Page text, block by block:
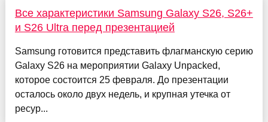
Все характеристики Samsung Galaxy S26, S26+
и S26 Ultra перед презентацией
Samsung готовится представить флагманскую серию
Galaxy S26 на мероприятии Galaxy Unpacked,
которое состоится 25 февраля. До презентации
осталось около двух недель, и крупная утечка от
ресур...